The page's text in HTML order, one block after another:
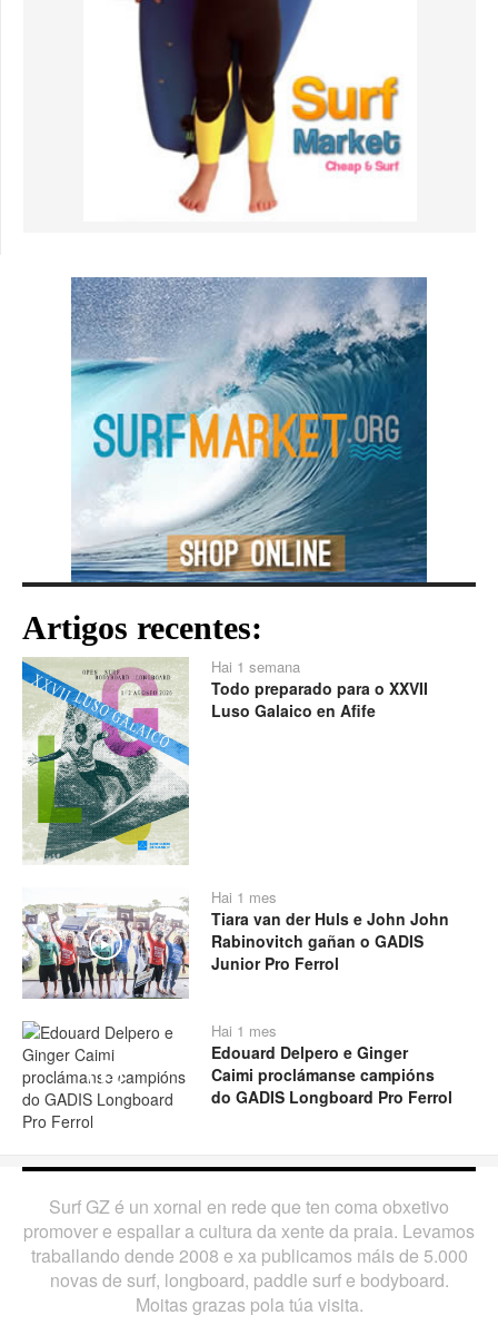
Artigos recentes:
Hai 1 semana
Todo preparado para o XXVII
Luso Galaico en Afife
Play
Hai 1 mes
Tiara van der Huls e John John
Rabinovitch gañan o GADIS
Junior Pro Ferrol
Play
Hai 1 mes
Edouard Delpero e Ginger
Caimi proclámanse campións
do GADIS Longboard Pro Ferrol
Surf GZ é un xornal en rede que ten coma obxetivo
promover e espallar a cultura da xente da praia. Levamos
traballando dende 2008 e xa publicamos máis de 5.000
novas de surf, longboard, paddle surf e bodyboard.
Moitas grazas pola túa visita.